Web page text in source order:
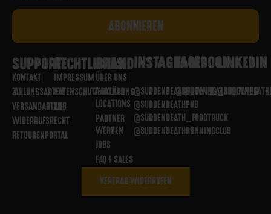
SUPPORT
KONTAKT
ZAHLUNGSARTEN
VERSANDARTEN
WIDERRUFSRECHT
RETOURENPORTAL
RECHTLICHES
IMPRESSUM
DATENSCHUTZERKLÄRUNG
AGB
BRAND
ÜBER UNS
PARTNER
LOCATIONS
PARTNER
WERDEN
JOBS
FAQ / SALES
INSTAGRAM
@SUDDENDEATHBREWING
@SUDDENDEATHPUB
@SUDDENDEATH_FOODTRUCK
@SUDDENDEATHRUNNINGCLUB
FACEBOOK
@SUDDENDEATHBREWING
LINKEDIN
VERTRAG WIDERRUFEN